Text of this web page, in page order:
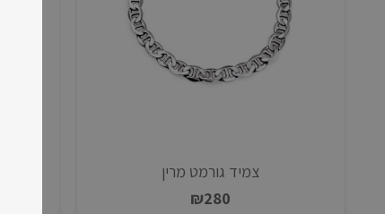
צמיד גורמט מרין
₪280